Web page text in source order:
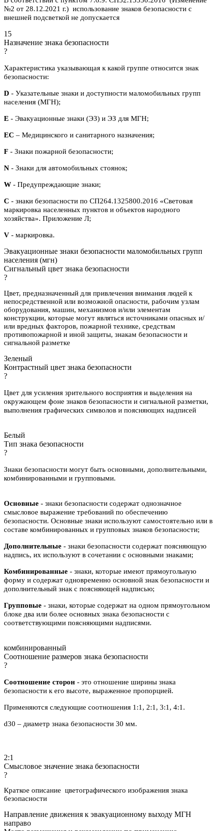
№2 от 28.12.2021 г.) использование знаков безопасности с
внешней подсветкой не допускается
15
Назначение знака безопасности
?
Характеристика указывающая к какой группе относится знак
безопасности:
D - Указательные знаки и доступности маломобильных групп
населения (МГН);
E - Эвакуационные знаки (ЭЗ) и ЭЗ для МГН;
ЕС – Медицинского и санитарного назначения;
F - Знаки пожарной безопасности;
N - Знаки для автомобильных стоянок;
W - Предупреждающие знаки;
С - знаки безопасности по СП264.1325800.2016 «Световая
маркировка населенных пунктов и объектов народного
хозяйства». Приложение Л;
V - маркировка.
Эвакуационные знаки безопасности маломобильных групп
населения (мгн)
Сигнальный цвет знака безопасности
?
Цвет, предназначенный для привлечения внимания людей к
непосредственной или возможной опасности, рабочим узлам
оборудования, машин, механизмов и/или элементам
конструкции, которые могут являться источниками опасных и/
или вредных факторов, пожарной технике, средствам
противопожарной и иной защиты, знакам безопасности и
сигнальной разметке
Зеленый
Контрастный цвет знака безопасности
?
Цвет для усиления зрительного восприятия и выделения на
окружающем фоне знаков безопасности и сигнальной разметки,
выполнения графических символов и поясняющих надписей
Белый
Тип знака безопасности
?
Знаки безопасности могут быть основными, дополнительными,
комбинированными и групповыми.
Основные - знаки безопасности содержат однозначное
смысловое выражение требований по обеспечению
безопасности. Основные знаки используют самостоятельно или в
составе комбинированных и групповых знаков безопасности;
Дополнительные - знаки безопасности содержат поясняющую
надпись, их используют в сочетании с основными знаками;
Комбинированные - знаки, которые имеют прямоугольную
форму и содержат одновременно основной знак безопасности и
дополнительный знак с поясняющей надписью;
Групповые - знаки, которые содержат на одном прямоугольном
блоке два или более основных знака безопасности с
соответствующими поясняющими надписями.
комбинированный
Соотношение размеров знака безопасности
?
Соотношение сторон - это отношение ширины знака
безопасности к его высоте, выраженное пропорцией.
Применяются следующие соотношения 1:1, 2:1, 3:1, 4:1.
d30 – диаметр знака безопасности 30 мм.
2:1
Смысловое значение знака безопасности
?
Краткое описание цветографического изображения знака
безопасности
Направление движения к эвакуационному выходу МГН
направо